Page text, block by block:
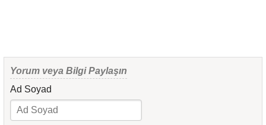
Yorum veya Bilgi Paylaşın
Ad Soyad